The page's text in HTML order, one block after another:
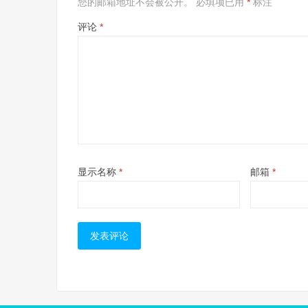
评论 *
显示名称 * 邮箱 *